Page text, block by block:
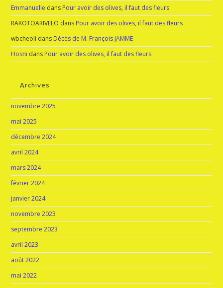
Emmanuelle dans Pour avoir des olives, il faut des fleurs
RAKOTOARIVELO dans Pour avoir des olives, il faut des fleurs
wbcheoli dans Décès de M. François JAMME
Hosni dans Pour avoir des olives, il faut des fleurs
Archives
novembre 2025
mai 2025
décembre 2024
avril 2024
mars 2024
février 2024
janvier 2024
novembre 2023
septembre 2023
avril 2023
août 2022
mai 2022